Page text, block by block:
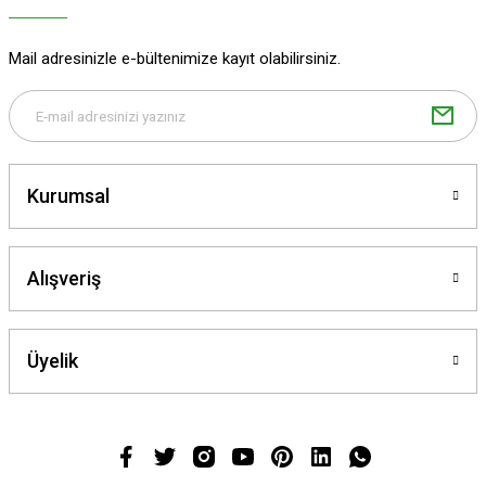
Mail adresinizle e-bültenimize kayıt olabilirsiniz.
Kurumsal
Alışveriş
Üyelik